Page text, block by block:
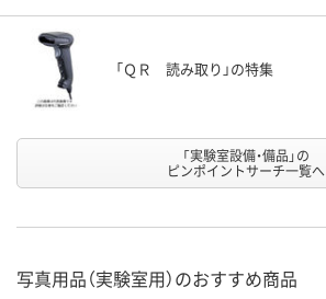
「ＱＲ 読み取り」の特集
「実験室設備・備品」の
ピンポイントサーチ一覧へ
写真用品（実験室用）のおすすめ商品